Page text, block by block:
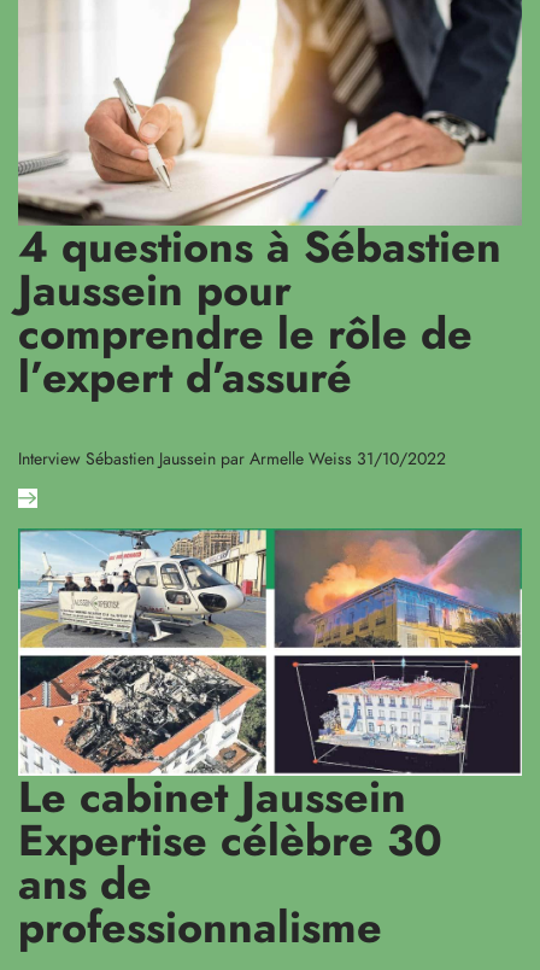
4 questions à Sébastien
Jaussein pour
comprendre le rôle de
l’expert d’assuré
Interview Sébastien Jaussein par Armelle Weiss 31/10/2022
Le cabinet Jaussein
Expertise célèbre 30
ans de
professionnalisme